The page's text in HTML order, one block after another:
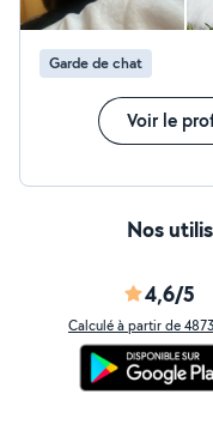
Garde de chat
Voir le
Nos
4,6/5
Calculé à partir de